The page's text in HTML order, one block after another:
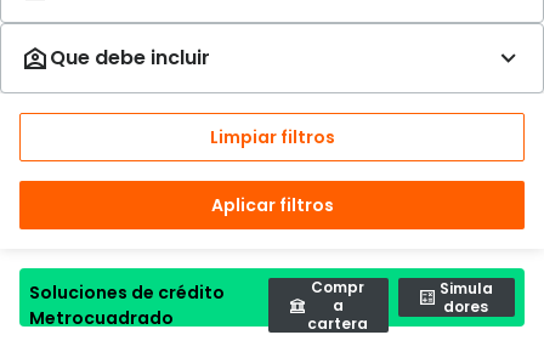
Limpiar filtros
Aplicar filtros
Soluciones de crédito
Metrocuadrado
Compr
a
cartera
Simula
dores